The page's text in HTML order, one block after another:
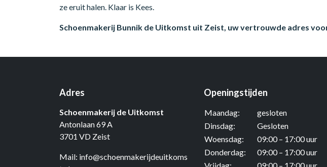
ze eruit halen. Klaar is Kees.
Schoenmakerij Bunnik de Uitkomst uit Zeist, uw vertrouwde adres
Adres
Schoenmakerij de Uitkomst
Antonlaan 69 A
3701 VD Zeist
Mail: info@schoenmakerijdeuitkoms
Openingstijden
Maandag:
gesloten
Dinsdag:
Gesloten
Woensdag:
09:00 – 17:00 uur
Donderdag:
09:00 – 17:00 uur
Vrijdag:
09:00 – 17:00 uur